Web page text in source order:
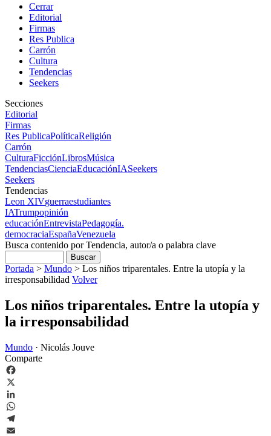
Cerrar
Editorial
Firmas
Res Publica
Carrón
Cultura
Tendencias
Seekers
Secciones
Editorial
Firmas
Res PublicaPolíticaReligión
Carrón
CulturaFicciónLibrosMúsica
TendenciasCienciaEducaciónIASeekers
Seekers
Tendencias
Leon XIVguerraestudiantes
IATrumpopinión
educaciónEntrevistaPedagogía.
democraciaEspañaVenezuela
Busca contenido por Tendencia, autor/a o palabra clave
Portada > Mundo > Los niños triparentales. Entre la utopía y la
irresponsabilidad Volver
Los niños triparentales. Entre la utopía y
la irresponsabilidad
Mundo · Nicolás Jouve
Comparte
Facebook
X
LinkedIn
WhatsApp
Telegram